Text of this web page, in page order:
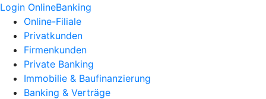
Login OnlineBanking
Online-Filiale
Privatkunden
Firmenkunden
Private Banking
Immobilie & Baufinanzierung
Banking & Verträge